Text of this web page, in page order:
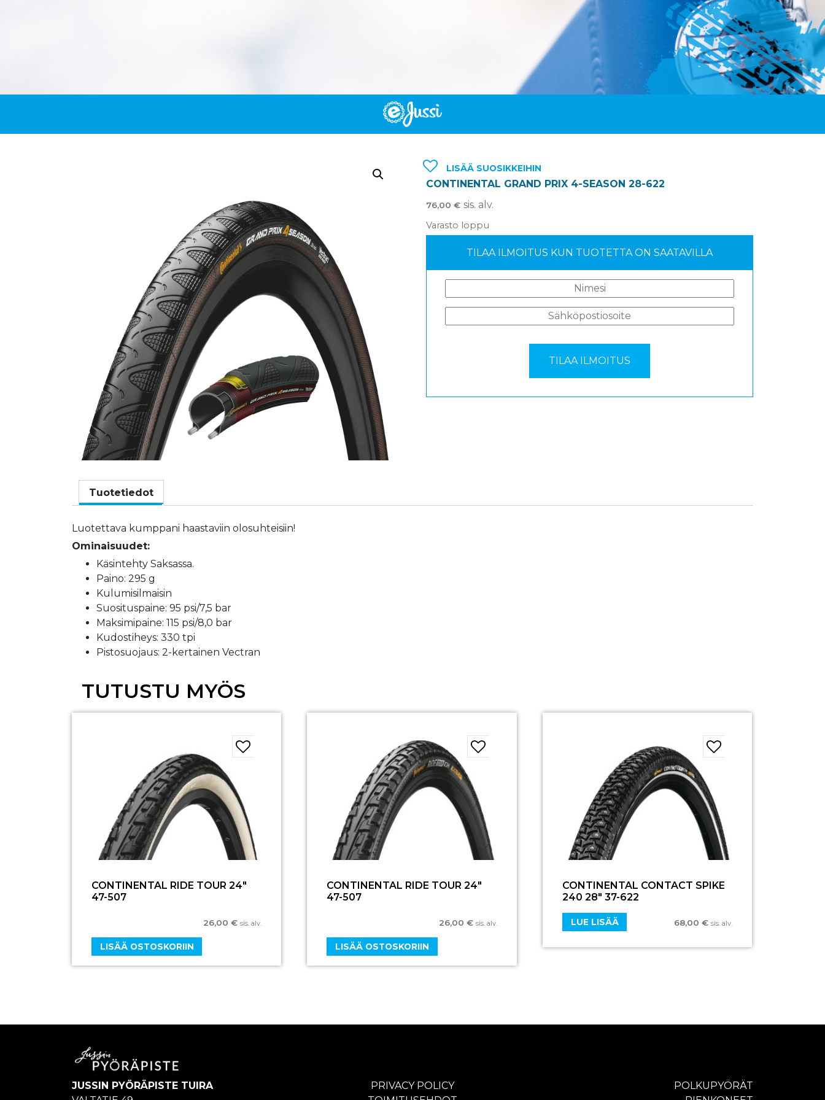
LISÄÄ SUOSIKKEIHIN
CONTINENTAL GRAND PRIX 4-SEASON 28-622
76,00€ sis. alv.
Varasto loppu
TILAA ILMOITUS KUN TUOTETTA ON SAATAVILLA
Tuotetiedot
Luotettava kumppani haastaviin olosuhteisiin!
Ominaisuudet:
Käsintehty Saksassa.
Paino: 295 g
Kulumisilmaisin
Suosituspaine: 95 psi/7,5 bar
Maksimipaine: 115 psi/8,0 bar
Kudostiheys: 330 tpi
Pistosuojaus: 2-kertainen Vectran
TUTUSTU MYÖS
CONTINENTAL RIDE TOUR 24″
47-507
26,00€ sis. alv.
LISÄÄ OSTOSKORIIN
CONTINENTAL RIDE TOUR 24″
47-507
26,00 € sis. alv.
LISÄÄ OSTOSKORIIN
CONTINENTAL CONTACT SPIKE
240 28″ 37-622
68,00€ sis. alv.
LUE LISÄÄ
JUSSIN PYÖRÄPISTE TUIRA
PRIVACY POLICY
POLKUPYÖRÄT